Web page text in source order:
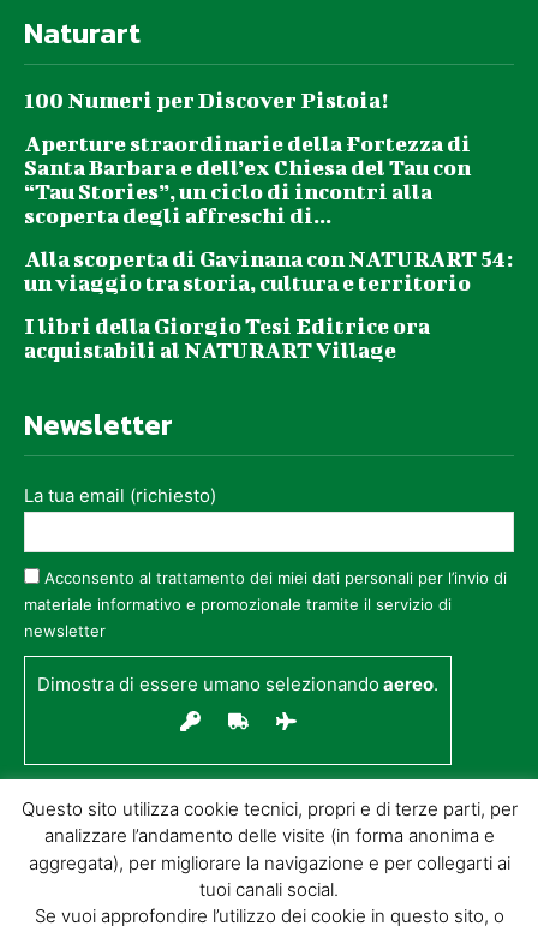
Naturart
100 Numeri per Discover Pistoia!
Aperture straordinarie della Fortezza di
Santa Barbara e dell’ex Chiesa del Tau con
“Tau Stories”, un ciclo di incontri alla
scoperta degli affreschi di...
Alla scoperta di Gavinana con NATURART 54:
un viaggio tra storia, cultura e territorio
I libri della Giorgio Tesi Editrice ora
acquistabili al NATURART Village
Newsletter
La tua email (richiesto)
Acconsento al trattamento dei miei dati personali per l’invio di
materiale informativo e promozionale tramite il servizio di
newsletter
Dimostra di essere umano selezionandoaereo.
Questo sito utilizza cookie tecnici, propri e di terze parti, per
analizzare l’andamento delle visite (in forma anonima e
aggregata), per migliorare la navigazione e per collegarti ai
tuoi canali social.
Se vuoi approfondire l’utilizzo dei cookie in questo sito, o